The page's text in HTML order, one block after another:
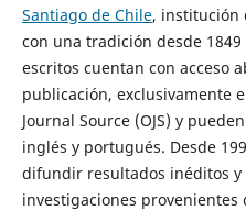
Santiago de Chile, institución
con una tradición desde
escritos cuentan con acceso
publicación, exclusivamente
Journal Source (OJS) y
inglés y portugués. Desde
difundir resultados inéditos
investigaciones